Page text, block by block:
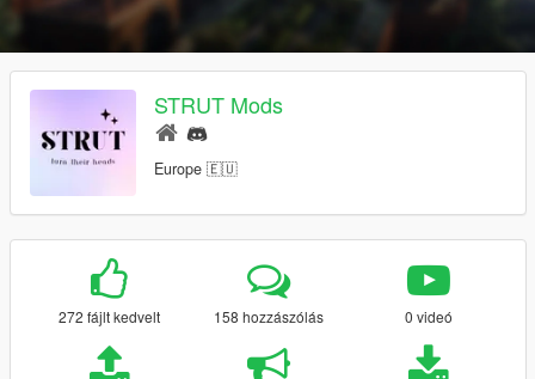
STRUT Mods
Europe 🇪🇺
272 fájlt kedvelt 158 hozzászólás 0 videó